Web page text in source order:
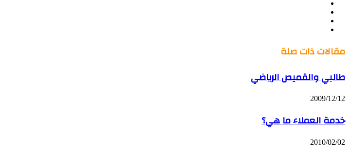
مقالات ذات صلة
طالبي والقميص الرياضي
2009/12/12
خدمة العملاء ما هي؟
2010/02/02